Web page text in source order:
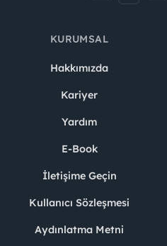
KURUMSAL
Hakkımızda
Kariyer
Yardım
E-Book
İletişime Geçin
Kullanıcı Sözleşmesi
Aydınlatma Metni